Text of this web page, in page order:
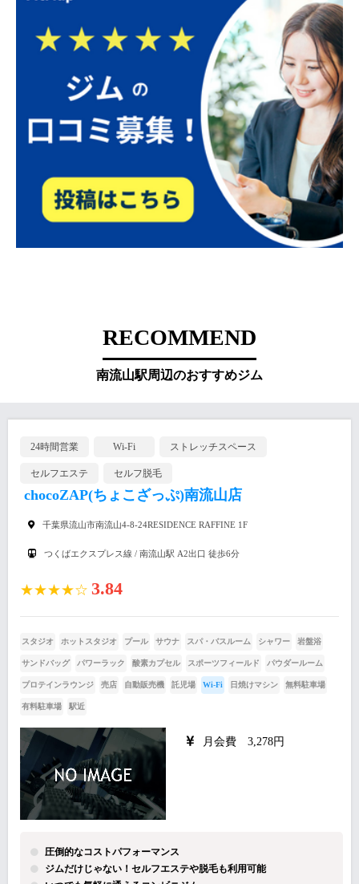
RECOMMEND
南流山駅周辺のおすすめジム
24時間営業 Wi-Fi ストレッチスペース
セルフエステ セルフ脱毛
chocoZAP(ちょこざっぷ)南流山店
千葉県流山市南流山4-8-24RESIDENCE RAFFINE 1F
つくばエクスプレス線 / 南流山駅 A2出口 徒歩6分
★★★★☆ 3.84
スタジオ ホットスタジオ プール サウナ スパ・バスルーム シャワー 岩盤浴
サンドバッグ パワーラック 酸素カプセル スポーツフィールド パウダールーム
プロテインラウンジ 売店 自動販売機 託児場 Wi-Fi 日焼けマシン 無料駐車場
有料駐車場 駅近
月会費 3,278円
圧倒的なコストパフォーマンス
ジムだけじゃない！セルフエステや脱毛も利用可能